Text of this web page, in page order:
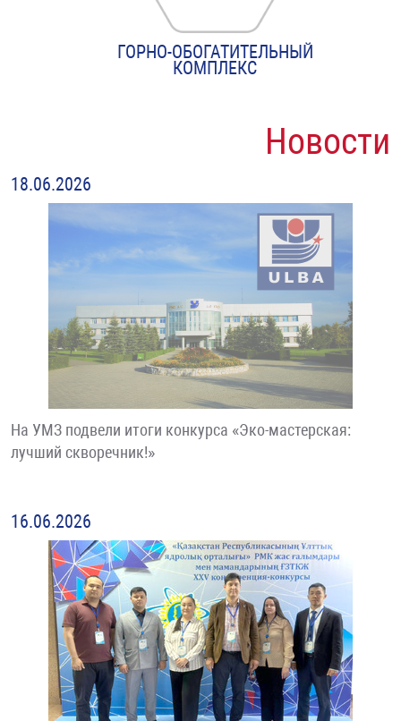
ГОРНО-ОБОГАТИТЕЛЬНЫЙ
КОМПЛЕКС
Новости
18.06.2026
На УМЗ подвели итоги конкурса «Эко-мастерская:
лучший скворечник!»
16.06.2026